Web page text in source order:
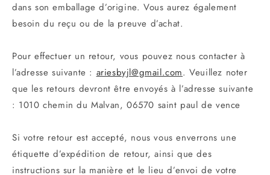
dans son emballage d’origine. Vous aurez également
besoin du reçu ou de la preuve d’achat.
Pour effectuer un retour, vous pouvez nous contacter à
l’adresse suivante : ariesbyjl@gmail.com. Veuillez noter
que les retours devront être envoyés à l’adresse suivante
: 1010 chemin du Malvan, 06570 saint paul de vence
Si votre retour est accepté, nous vous enverrons une
étiquette d’expédition de retour, ainsi que des
instructions sur la manière et le lieu d’envoi de votre